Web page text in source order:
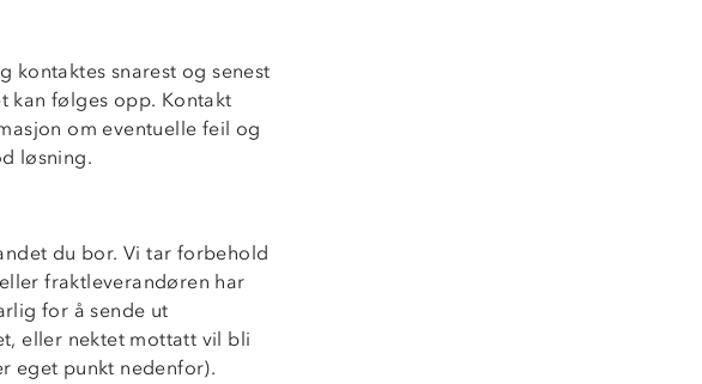
kontaktes snarest og senest
kan følges opp. Kontakt
om eventuelle feil og
løsning.
du bor. Vi tar forbehold
fraktleverandøren har
for å sende ut
eller nektet mottatt vil bli
eget punkt nedenfor).